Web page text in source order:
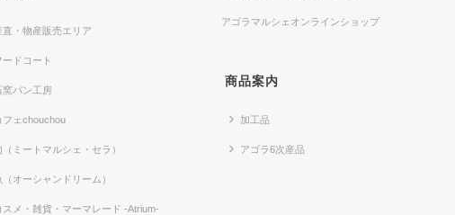
直・物産販売エリア
ードコート
窯パン工房
フェchouchou
（ミートマルシェ・セラ）
（オーシャンドリーム）
スメ・雑貨・マーマレード -Atrium-
アゴラマルシェオンラインショップ
商品案内
加工品
アゴラ6次産品